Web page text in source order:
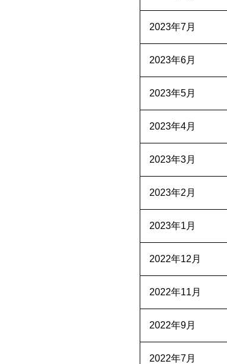
2023年7月
2023年6月
2023年5月
2023年4月
2023年3月
2023年2月
2023年1月
2022年12月
2022年11月
2022年9月
2022年7月